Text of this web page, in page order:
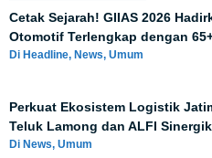
Cetak Sejarah! GIIAS 2026
Otomotif Terlengkap dengan
Di Headline, News, Umum
Perkuat Ekosistem Logistik
Teluk Lamong dan ALFI
Di News, Umum